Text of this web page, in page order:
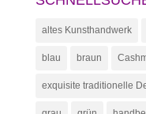
altes Kunsthandwerk
blau braun
exquisite traditionelle